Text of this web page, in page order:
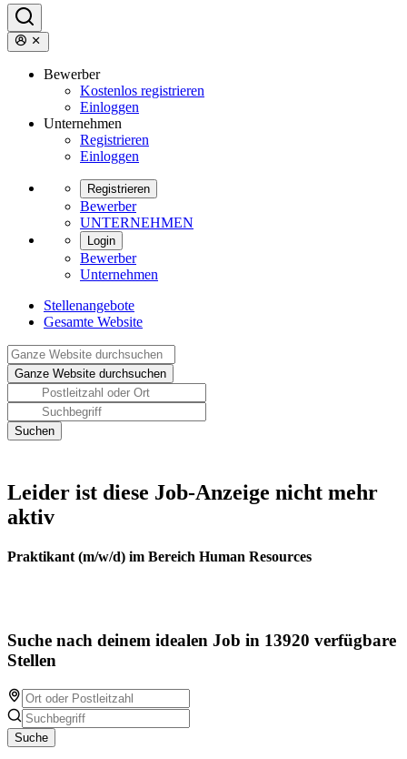
Bewerber
Kostenlos registrieren
Einloggen
Unternehmen
Registrieren
Einloggen
Registrieren
Bewerber
UNTERNEHMEN
Login
Bewerber
Unternehmen
Stellenangebote
Gesamte Website
Leider ist diese Job-Anzeige nicht mehr
aktiv
Praktikant (m/w/d) im Bereich Human Resources
Suche nach deinem idealen Job in 13920 verfügbare
Stellen
Suche